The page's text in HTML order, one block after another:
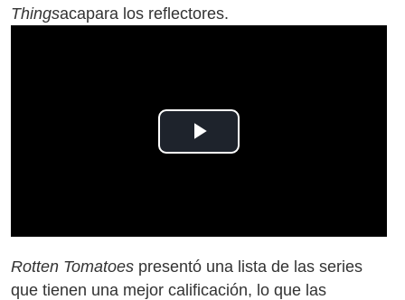
Thingsacapara los reflectores.
Play
Rotten Tomatoes presentó una lista de las series
que tienen una mejor calificación, lo que las